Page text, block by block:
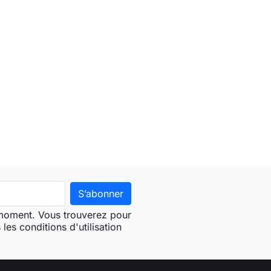
Vous trouverez pour
conditions d'utilisation